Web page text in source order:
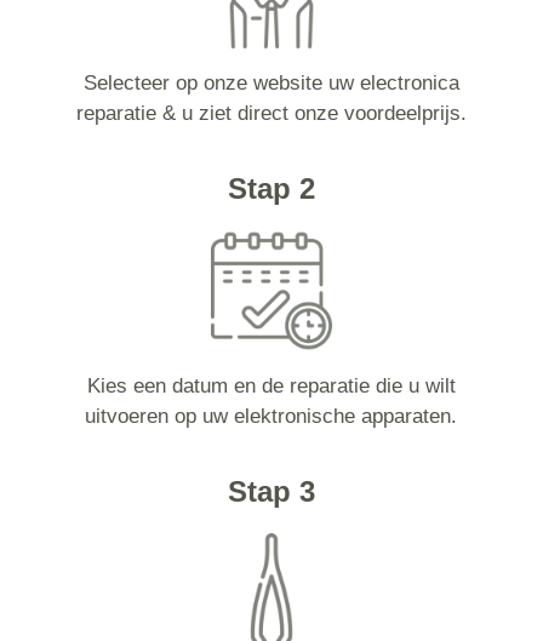
Selecteer op onze website uw electronica
reparatie & u ziet direct onze voordeelprijs.
Stap 2
Kies een datum en de reparatie die u wilt
uitvoeren op uw elektronische apparaten.
Stap 3